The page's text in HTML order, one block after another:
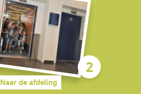
Naar de afdeling